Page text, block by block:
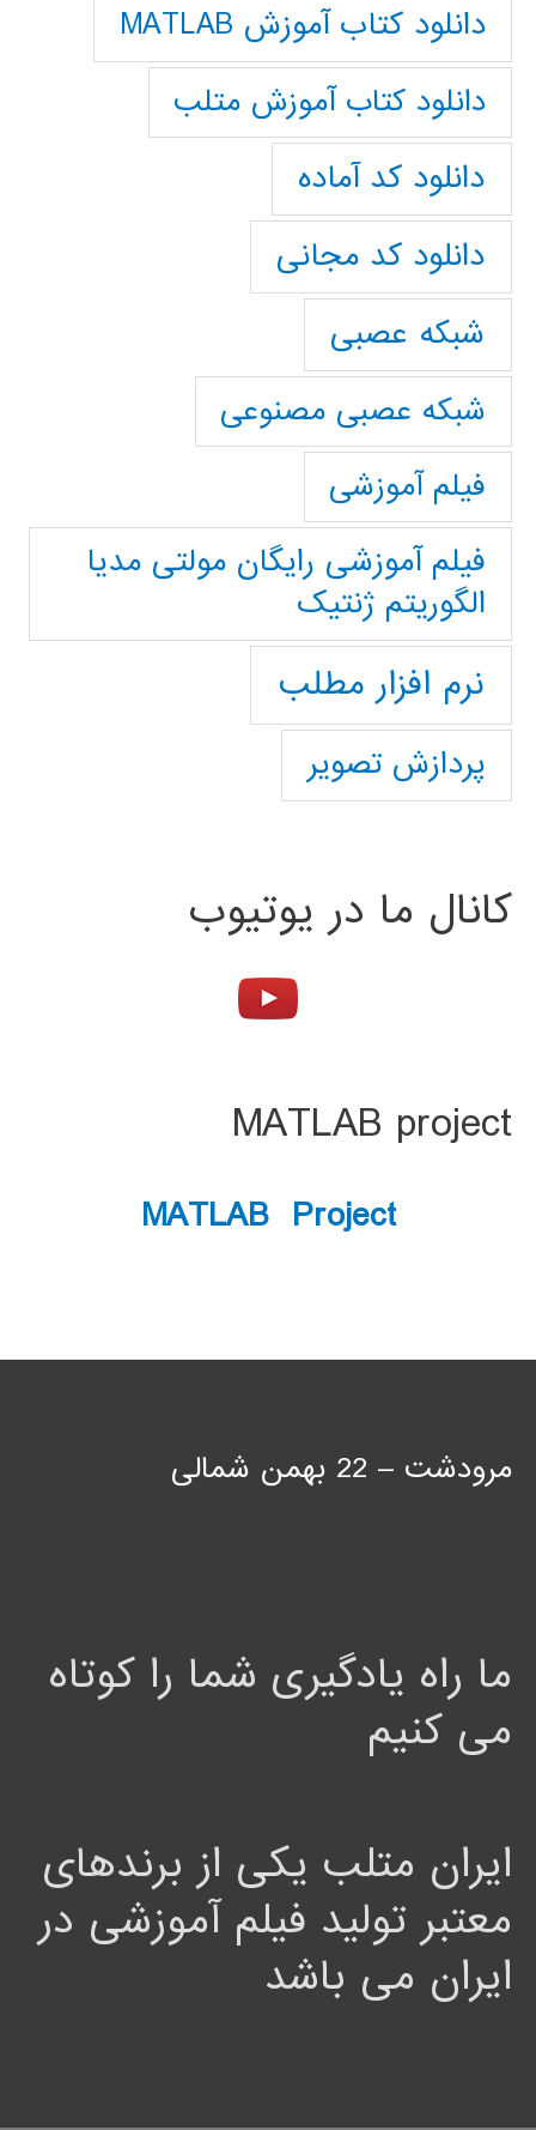
دانلود کتاب آموزش MATLAB
دانلود کتاب آموزش متلب
دانلود کد آماده
دانلود کد مجانی
شبکه عصبی
شبکه عصبی مصنوعی
فیلم آموزشی
فیلم آموزشی رایگان مولتی مدیا
الگوریتم ژنتیک
نرم افزار مطلب
پردازش تصویر
کانال ما در یوتیوب
MATLAB project
MATLAB Project
مرودشت – 22 بهمن شمالی
ما راه یادگیری شما را کوتاه
می کنیم
ایران متلب یکی از برندهای
معتبر تولید فیلم آموزشی در
ایران می باشد